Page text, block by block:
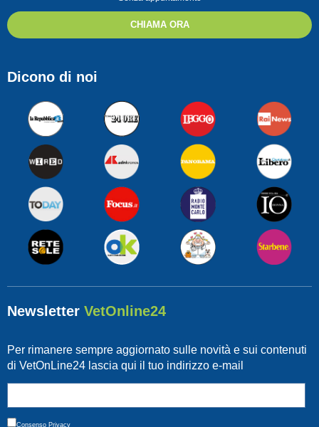
CHIAMA ORA
Dicono di noi
Newsletter VetOnline24
Per rimanere sempre aggiornato sulle novità e sui contenuti
di VetOnLine24 lascia qui il tuo indirizzo e-mail
Consenso Privacy